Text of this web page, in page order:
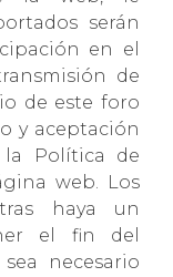
serán
en el
de
de este foro
y aceptación
la Política de
web. Los
haya un
el fin del
necesario